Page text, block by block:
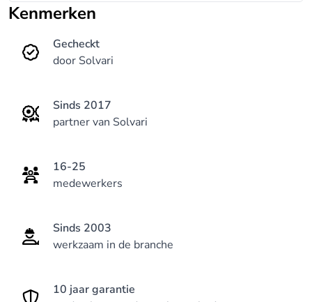
deuren is dat nog veel meer. We nemen dan ook
uitgebreid de tijd om samen op zoek te gaan naar
de gepaste oplossing.
Kenmerken
Gecheckt
door Solvari
Sinds 2017
partner van Solvari
16-25
medewerkers
Sinds 2003
werkzaam in de branche
10 jaar garantie